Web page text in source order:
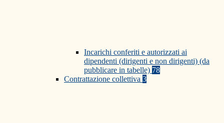
Incarichi conferiti e autorizzati ai
dipendenti (dirigenti e non dirigenti) (da
pubblicare in tabelle) 78
Contrattazione collettiva 3